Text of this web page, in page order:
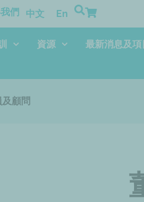
們 中文 En
資源 最新消息及項
顧問